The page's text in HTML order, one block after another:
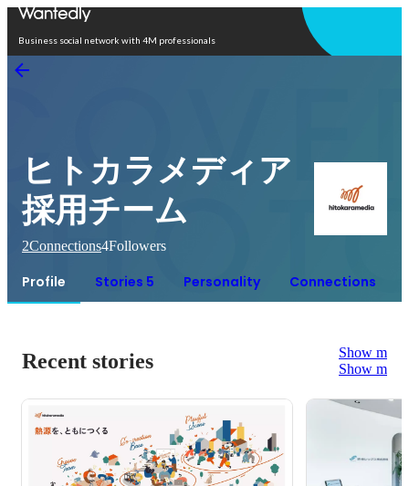
Business social network with 4M professionals
ヒトカラメディア
採用チーム
2Connections4Followers
Profile Stories 5 Personality Connections
Recent stories
Show more
Show more